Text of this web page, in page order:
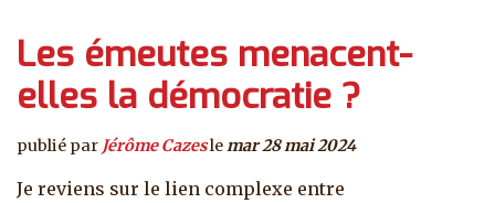
Les émeutes menacent-
elles la démocratie ?
publié par Jérôme Cazeslemar 28 mai 2024
Je reviens sur le lien complexe entre